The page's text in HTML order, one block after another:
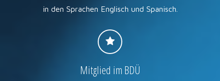
in den Sprachen Englisch und Spanisch.
Mitglied im BDÜ